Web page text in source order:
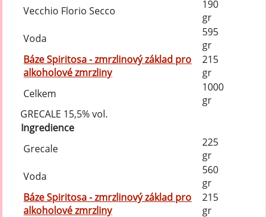
Vecchio Florio Secco
190
gr
Voda
595
gr
Báze Spiritosa - zmrzlinový základ pro
alkoholové zmrzliny
215
gr
Celkem
1000
gr
GRECALE 15,5% vol.
Ingredience
Grecale
225
gr
Voda
560
gr
Báze Spiritosa - zmrzlinový základ pro
alkoholové zmrzliny
215
gr